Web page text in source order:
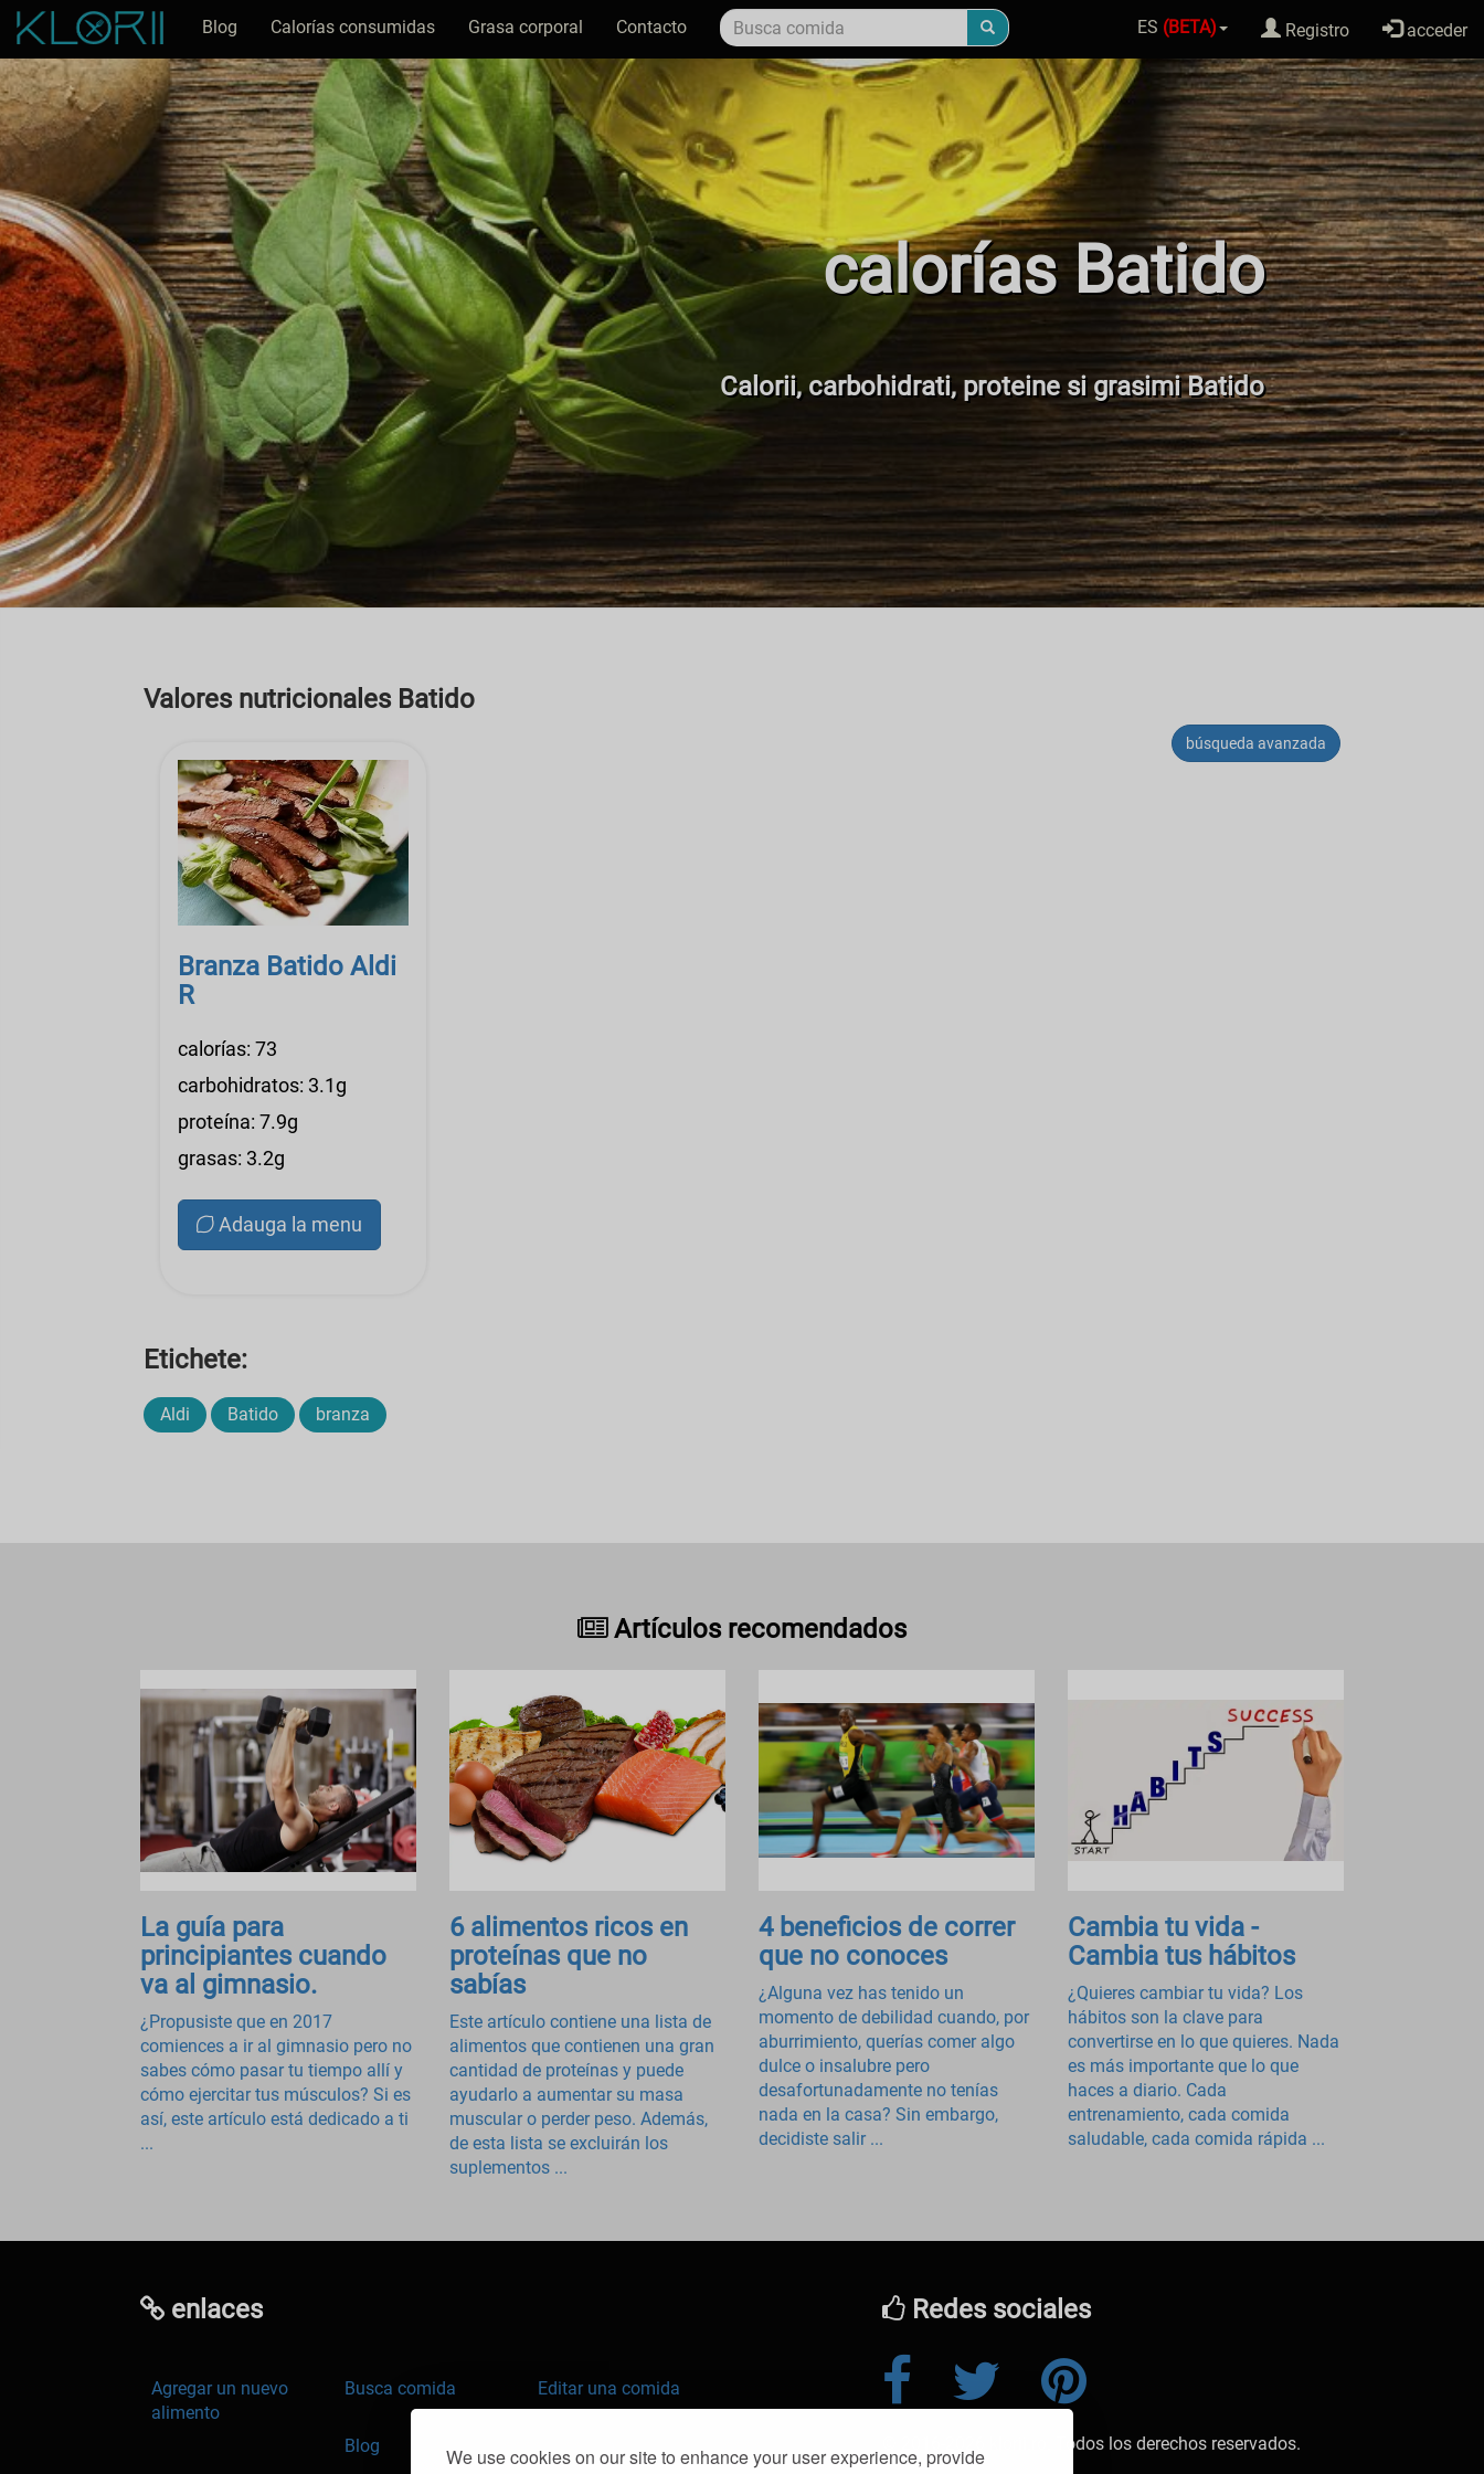
We use cookies on our site to enhance your user experience, provide
Blog Calorías consumidas Grasa corporal Contacto ES (BETA) Registro acceder
calorías Batido
Calorii, carbohidrati, proteine si grasimi Batido
Valores nutricionales Batido
búsqueda avanzada
Branza Batido Aldi
R
calorías: 73
carbohidratos: 3.1g
proteína: 7.9g
grasas: 3.2g
Adauga la menu
Etichete:
Aldi Batido branza
Artículos recomendados
La guía para
principiantes cuando
va al gimnasio.
¿Propusiste que en 2017
comiences a ir al gimnasio pero no
sabes cómo pasar tu tiempo allí y
cómo ejercitar tus músculos? Si es
así, este artículo está dedicado a ti
...
6 alimentos ricos en
proteínas que no
sabías
Este artículo contiene una lista de
alimentos que contienen una gran
cantidad de proteínas y puede
ayudarlo a aumentar su masa
muscular o perder peso. Además,
de esta lista se excluirán los
suplementos ...
4 beneficios de correr
que no conoces
¿Alguna vez has tenido un
momento de debilidad cuando, por
aburrimiento, querías comer algo
dulce o insalubre pero
desafortunadamente no tenías
nada en la casa? Sin embargo,
decidiste salir ...
Cambia tu vida -
Cambia tus hábitos
¿Quieres cambiar tu vida? Los
hábitos son la clave para
convertirse en lo que quieres. Nada
es más importante que lo que
haces a diario. Cada
entrenamiento, cada comida
saludable, cada comida rápida ...
enlaces
Agregar un nuevo
alimento
Busca comida Editar una comida
Blog debilitado
Redes sociales
© 2016-2026 klorii.ro. Todos los derechos reservados.